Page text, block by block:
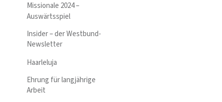
Missionale 2024 –
Auswärtsspiel
Insider – der Westbund-
Newsletter
Haarleluja
Ehrung für langjährige
Arbeit